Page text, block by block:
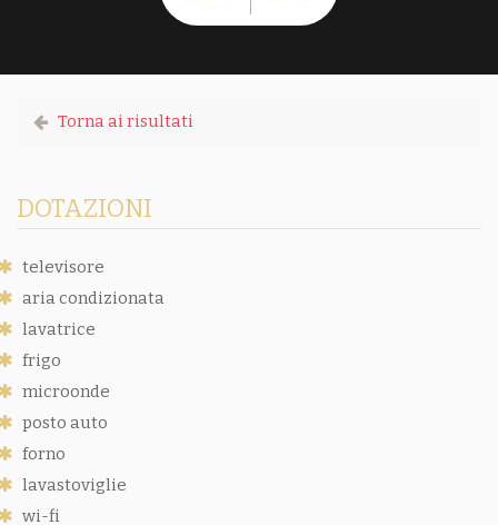
Torna ai risultati
DOTAZIONI
televisore
aria condizionata
lavatrice
frigo
microonde
posto auto
forno
lavastoviglie
wi-fi